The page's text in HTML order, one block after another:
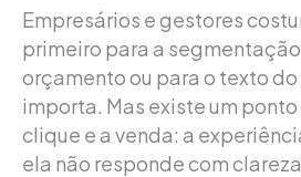
Empresários e gestores
primeiro para a
orçamento ou para o texto do
importa. Mas existe um
clique e a venda: a
ela não responde com